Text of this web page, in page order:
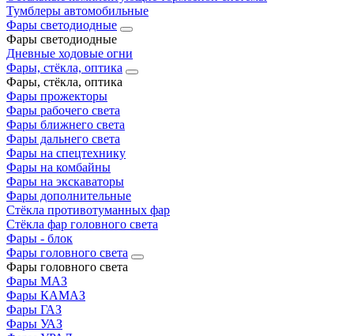
Тумблеры автомобильные
Фары светодиодные
Фары светодиодные
Дневные ходовые огни
Фары, стёкла, оптика
Фары, стёкла, оптика
Фары прожекторы
Фары рабочего света
Фары ближнего света
Фары дальнего света
Фары на спецтехнику
Фары на комбайны
Фары на экскаваторы
Фары дополнительные
Стёкла противотуманных фар
Стёкла фар головного света
Фары - блок
Фары головного света
Фары головного света
Фары МАЗ
Фары КАМАЗ
Фары ГАЗ
Фары УАЗ